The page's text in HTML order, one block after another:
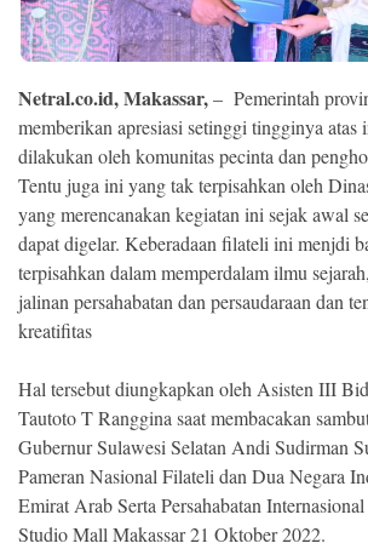
Memori
2026
.
All
Right
Reserved
Netral.co.id, Makassar,– Pemerintah
memberikan apresiasi setinggi tingginya atas
dilakukan oleh komunitas pecinta dan
Tentu juga ini yang tak terpisahkan oleh
yang merencanakan kegiatan ini sejak awal
dapat digelar. Keberadaan filateli ini menjdi
terpisahkan dalam memperdalam ilmu
jalinan persahabatan dan persaudaraan dan
kreatifitas
Hal tersebut diungkapkan oleh Asisten III
Tautoto T Ranggina saat membacakan
Gubernur Sulawesi Selatan Andi Sudirman
Pameran Nasional Filateli dan Dua Negara
Emirat Arab Serta Persahabatan
Studio Mall Makassar 21 Oktober 2022.